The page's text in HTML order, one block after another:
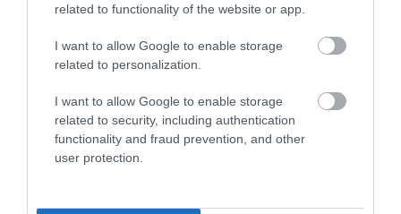
related to functionality of the website or app.
I want to allow Google to enable storage
related to personalization.
I want to allow Google to enable storage
related to security, including authentication
functionality and fraud prevention, and other
user protection.
ÚJRAINDULNAK A KORÁBBAN
2026. augusztus 07|Eger ügye
TÍZ ÉVE NEM VOLT ILYEN ALACSONY AZ